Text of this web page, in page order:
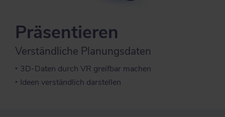
Präsentieren
Verständliche Planungsdaten
‣ 3D-Daten durch VR greifbar machen
‣ Ideen verständlich darstellen